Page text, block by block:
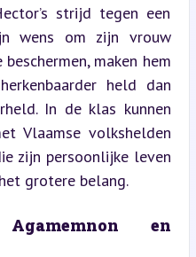
strijd tegen een
wens om zijn vrouw
maken hem
held dan
In de klas kunnen
Vlaamse volkshelden
zijn persoonlijke leven
grotere belang.
en